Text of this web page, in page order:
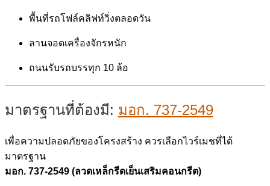
พื้นที่รถโฟล์คลิฟท์วิ่งตลอดวัน
ลานจอดเครื่องจักรหนัก
ถนนรับรถบรรทุก 10 ล้อ
มาตรฐานที่ต้องมี: มอก. 737-2549
เพื่อความปลอดภัยของโครงสร้าง ควรเลือกไวร์เมชที่ได้
มาตรฐาน
มอก. 737-2549 (ลวดเหล็กรีดเย็นเสริมคอนกรีต)